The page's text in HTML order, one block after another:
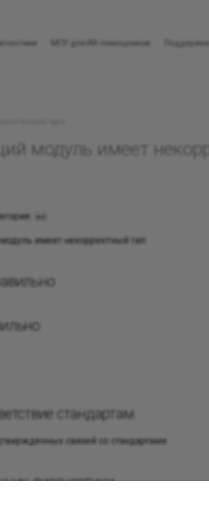
MCP для ИИ-помощников Поддержка
модуль имеет
md
имеет некорректный тип
стандартам
связей со стандартами.
диагностики